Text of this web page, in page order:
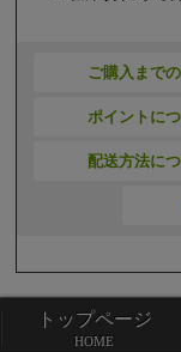
ご購入まで
ポイントに
配送方法に
トップページ
トップページ
HOME